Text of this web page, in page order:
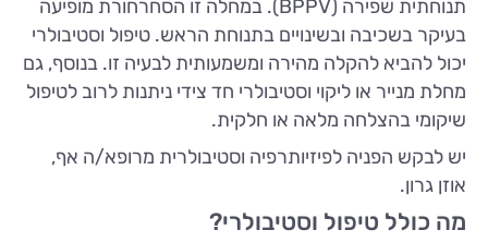
תנוחתית שפירה (BPPV). במחלה זו הסחרחורת מופיעה
בעיקר בשכיבה ובשינויים בתנוחת הראש. טיפול וסטיבולרי
יכול להביא להקלה מהירה ומשמעותית לבעיה זו. בנוסף, גם
מחלת מנייר או ליקוי וסטיבולרי חד צידי ניתנות לרוב לטיפול
שיקומי בהצלחה מלאה או חלקית.
יש לבקש הפניה לפיזיותרפיה וסטיבולרית מרופא/ה אף,
אוזן גרון.
מה כולל טיפול וסטיבולרי?